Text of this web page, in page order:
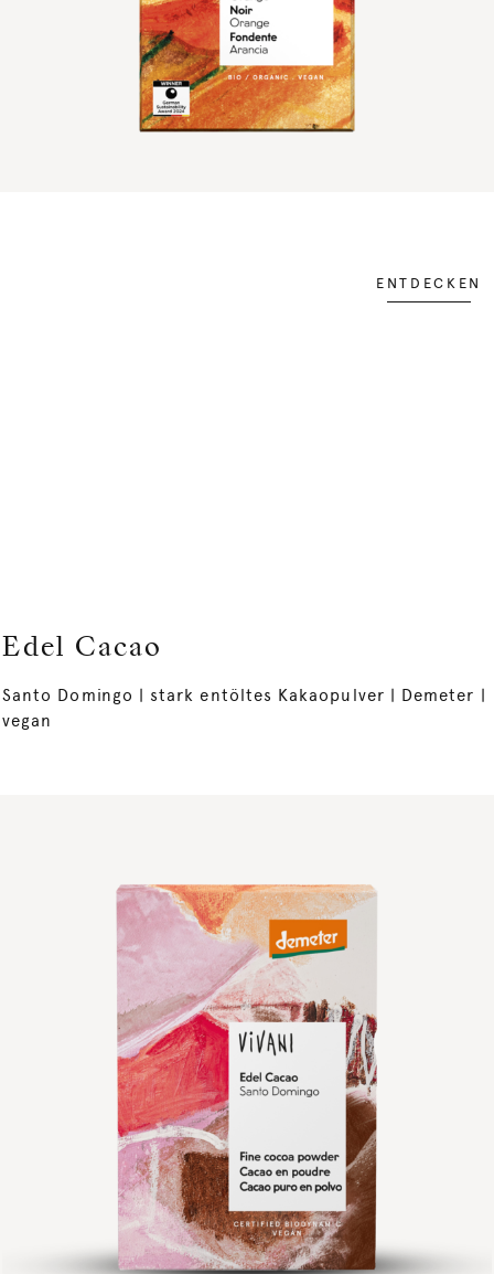
ENTDECKEN
Edel Cacao
Santo Domingo | stark entöltes Kakaopulver | Demeter |
vegan